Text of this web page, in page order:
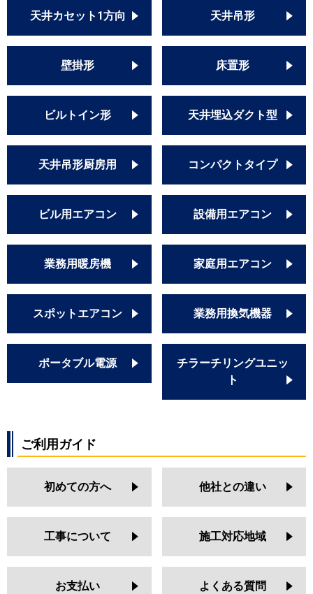
天井カセット1方向 天井吊形
壁掛形 床置形
ビルトイン形 天井埋込ダクト型
天井吊形厨房用 コンパクトタイプ
ビル用エアコン 設備用エアコン
業務用暖房機 家庭用エアコン
スポットエアコン 業務用換気機器
ポータブル電源
チラーチリングユニッ
ト
ご利用ガイド
初めての方へ 他社との違い
工事について 施工対応地域
お支払い よくある質問